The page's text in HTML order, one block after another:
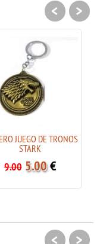
JUEGO DE TRONOS
STARK
9.00 5.00€
< >